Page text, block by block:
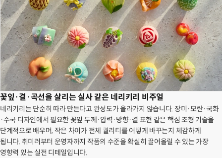
꽃잎·결·곡선을 살리는 실사 같은 네리키리 비주얼
네리키리는 단순히 따라 만든다고 완성도가 올라가지 않습니다. 장미·모란·국화
·수국 디자인에서 필요한 꽃잎 두께·압력·방향·결 표현 같은 핵심 조형 기술을
단계적으로 배우며, 작은 차이가 전체 퀄리티를 어떻게 바꾸는지 체감하게
됩니다. 취미러부터 운영자까지 작품의 수준을 확실히 끌어올릴 수 있는 가장
영향력 있는 실전 디테일입니다.